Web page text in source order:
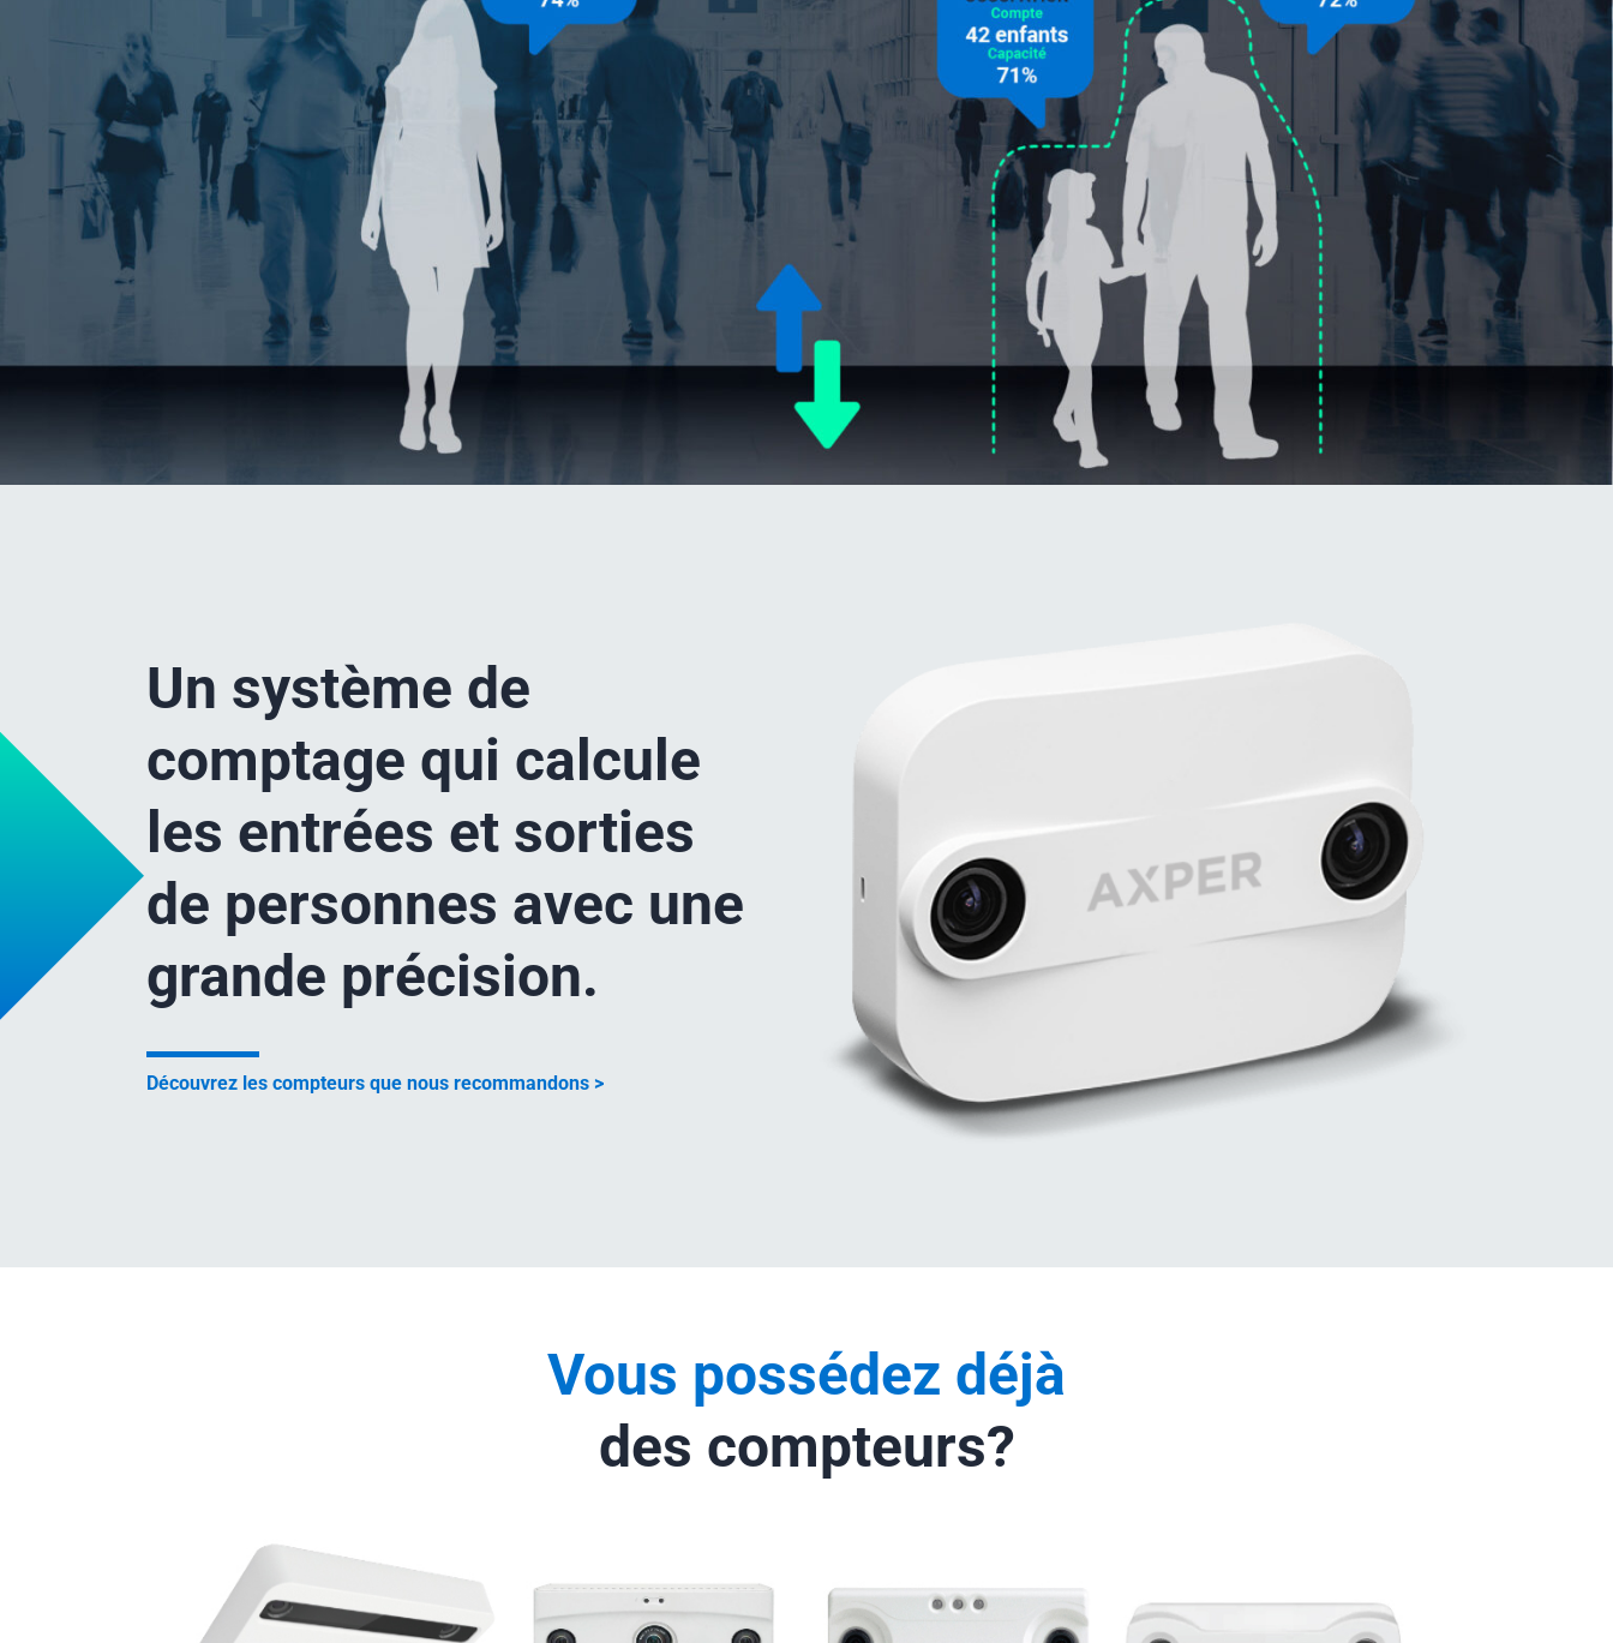
Un système de
comptage qui calcule
les entrées et sorties
de personnes avec une
grande précision.
Découvrez les compteurs que nous recommandons
Vous possédez déjà
des compteurs?